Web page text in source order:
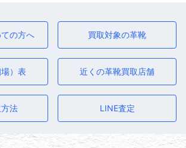
の方へ 買取対象の革靴
）表 近くの革靴買取店舗
法 LINE査定